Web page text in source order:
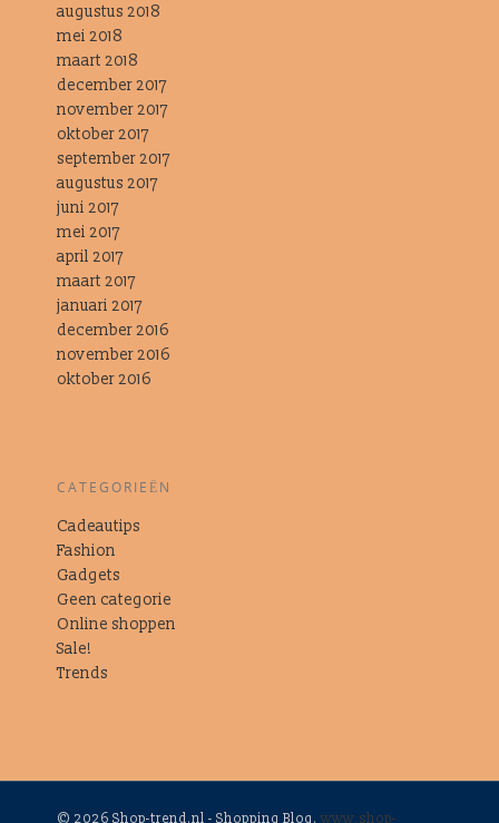
augustus 2018
mei 2018
maart 2018
december 2017
november 2017
oktober 2017
september 2017
augustus 2017
juni 2017
mei 2017
april 2017
maart 2017
januari 2017
december 2016
november 2016
oktober 2016
CATEGORIEËN
Cadeautips
Fashion
Gadgets
Geen categorie
Online shoppen
Sale!
Trends
© 2026 Shop-trend.nl - Shopping Blog.www.shop-